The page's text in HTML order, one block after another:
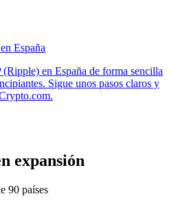
España
en España de forma sencilla
Sigue unos pasos claros y
expansión
90 países